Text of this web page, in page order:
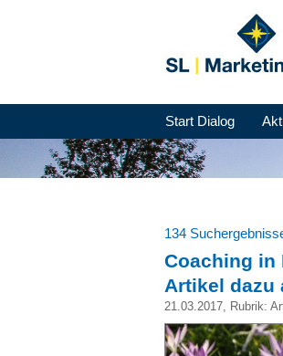
Start Dialog
134
Coaching in
Artikel dazu
21.03.2017, Rubrik: